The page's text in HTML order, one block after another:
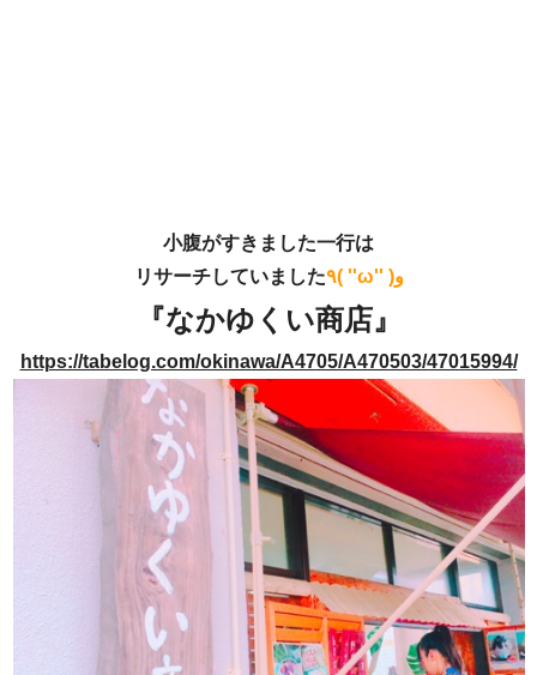
小腹がすきました一行は
リサーチしていました
٩( ''ω'' )و
『なかゆくい商店』
https://tabelog.com/okinawa/A4705/A470503/47015994/